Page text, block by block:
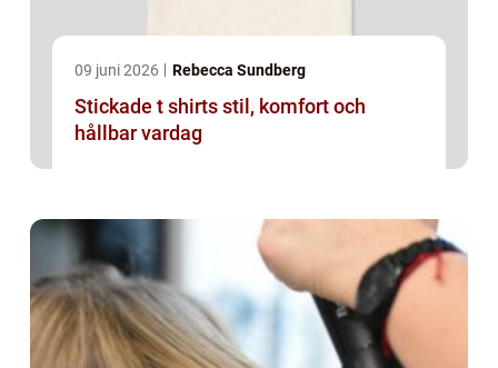
09 juni 2026 Rebecca Sundberg
Stickade t shirts stil, komfort och
hållbar vardag